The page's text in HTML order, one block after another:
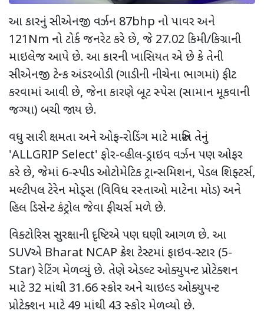
આ કારનું સીએનજી વર્ઝન 87bhp નો પાવર અને
121 Nm નો ટોર્ક જનરેટ કરે છે, જે 27.02 કિમી/કિગ્રાની
માઇલેજ આપે છે. આ કારની ખાસિયત એ છે કે તેની
સીએનજી ટેન્ક અંડરબોડી (ગાડીની નીચેના ભાગમાં) ફીટ
કરવામાં આવી છે, જેના કારણે બૂટ સ્પેસ (સામાન મૂકવાની
જગ્યા) બચી જાય છે.
વધુ સારી ક્ષમતા અને ઓફ-રોડિંગ માટે મારુતિ તેનું
'ALLGRIP Select' ફોર-વ્હીલ-ડ્રાઇવ વર્ઝન પણ ઓફર
કરે છે, જેમાં 6-સ્પીડ ઓટોમેટિક ટ્રાન્સમિશન, પેડલ શિફ્ટર્સ,
મલ્ટીપલ ટેરેન મોડ્સ (વિવિધ રસ્તાઓ માટેના મોડ) અને
હિલ ડિસેન્ટ કંટ્રોલ જેવા ફીચર્સ મળે છે.
વિક્ટોરિસ સુરક્ષાની દૃષ્ટિએ પણ ઘણી આગળ છે. આ
SUVએ Bharat NCAP ક્રેશ ટેસ્ટમાં ફાઇવ-સ્ટાર (5-
Star) રેટિંગ મેળવ્યું છે. તેણે એડલ્ટ ઓક્યુપન્ટ પ્રોટેક્શન
માટે 32 માંથી 31.66 સ્કોર અને ચાઇલ્ડ ઓક્યુપન્ટ
પ્રોટેક્શન માટે 49 માંથી 43 સ્કોર મેળવ્યો છે.